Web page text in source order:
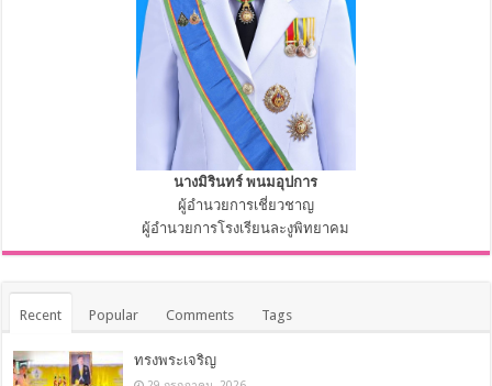
นางมิรินทร์ พนมอุปการ
ผู้อำนวยการเชี่ยวชาญ
ผู้อำนวยการโรงเรียนละงูพิทยาคม
Recent Popular Comments Tags
ทรงพระเจริญ